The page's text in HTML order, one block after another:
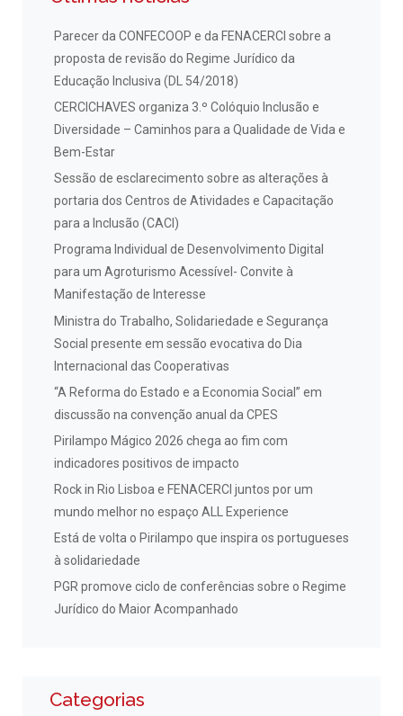
Parecer da CONFECOOP e da FENACERCI sobre a
proposta de revisão do Regime Jurídico da
Educação Inclusiva (DL 54/2018)
CERCICHAVES organiza 3.º Colóquio Inclusão e
Diversidade – Caminhos para a Qualidade de Vida e
Bem-Estar
Sessão de esclarecimento sobre as alterações à
portaria dos Centros de Atividades e Capacitação
para a Inclusão (CACI)
Programa Individual de Desenvolvimento Digital
para um Agroturismo Acessível- Convite à
Manifestação de Interesse
Ministra do Trabalho, Solidariedade e Segurança
Social presente em sessão evocativa do Dia
Internacional das Cooperativas
“A Reforma do Estado e a Economia Social” em
discussão na convenção anual da CPES
Pirilampo Mágico 2026 chega ao fim com
indicadores positivos de impacto
Rock in Rio Lisboa e FENACERCI juntos por um
mundo melhor no espaço ALL Experience
Está de volta o Pirilampo que inspira os portugueses
à solidariedade
PGR promove ciclo de conferências sobre o Regime
Jurídico do Maior Acompanhado
Categorias